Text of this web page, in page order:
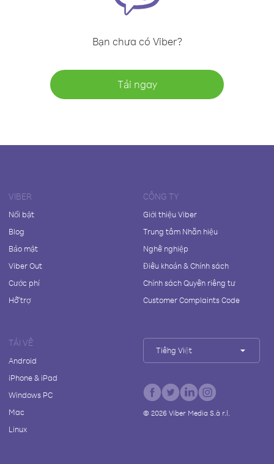
Bạn chưa có Viber?
Tải ngay
VIBER
Nổi bật
Blog
Bảo mật
Viber Out
Cước phí
Hỗ trợ
CÔNG TY
Giới thiệu Viber
Trung tâm Nhãn hiệu
Nghề nghiệp
Điều khoản & Chính sách
Chính sách Quyền riêng tư
Customer Complaints Code
TẢI VỀ
Android
iPhone & iPad
Windows PC
Mac
Linux
Tiếng Việt
© 2026Viber Media S.à r.l.